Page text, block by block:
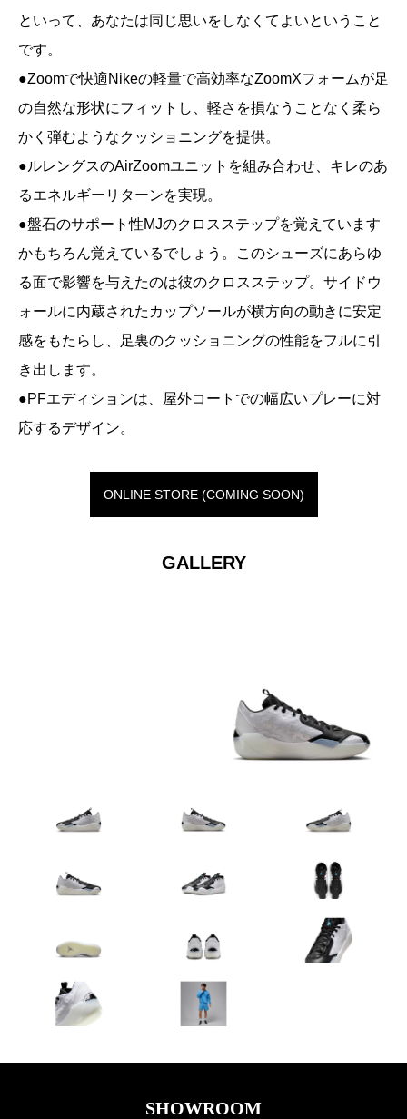
といって、あなたは同じ思いをしなくてよいということ
です。
●Zoomで快適Nikeの軽量で高効率なZoomXフォームが足
の自然な形状にフィットし、軽さを損なうことなく柔ら
かく弾むようなクッショニングを提供。
●ルレングスのAirZoomユニットを組み合わせ、キレのあ
るエネルギーリターンを実現。
●盤石のサポート性MJのクロスステップを覚えています
かもちろん覚えているでしょう。このシューズにあらゆ
る面で影響を与えたのは彼のクロスステップ。サイドウ
ォールに内蔵されたカップソールが横方向の動きに安定
感をもたらし、足裏のクッショニングの性能をフルに引
き出します。
●PFエディションは、屋外コートでの幅広いプレーに対
応するデザイン。
ONLINE STORE (COMING SOON)
GALLERY
SHOWROOM